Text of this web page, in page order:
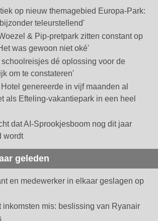
op nieuw themagebied Europa-Park:
teleurstellend'
& Pip-pretpark zitten constant op
was gewoon niet oké'
schoolreisjes dé oplossing voor de
om te constateren'
genereerde in vijf maanden al
als Efteling-vakantiepark in een heel
dat AI-Sprookjesboom nog dit jaar
wordt
geleden
en medewerker in elkaar geslagen op
inkomsten mis: beslissing van Ryanair